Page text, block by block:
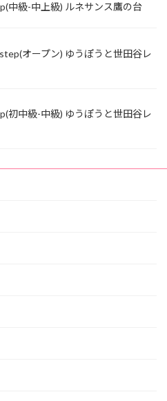
中級-中上級) ルネサンス鷹の台
オープン) ゆうぽうと世田谷レ
初中級-中級) ゆうぽうと世田谷レ